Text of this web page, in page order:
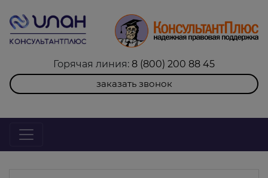
Горячая линия: 8 (800) 200 88 45
заказать звонок